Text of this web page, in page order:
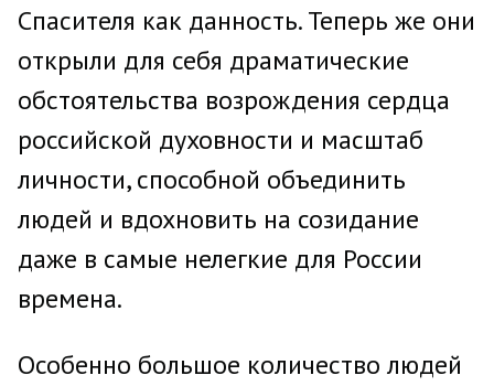
Спасителя как данность. Теперь же они
открыли для себя драматические
обстоятельства возрождения сердца
российской духовности и масштаб
личности, способной объединить
людей и вдохновить на созидание
даже в самые нелегкие для России
времена.
Особенно большое количество людей